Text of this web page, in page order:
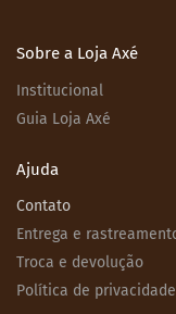
Sobre a Loja Axé
Institucional
Guia Loja Axé
Ajuda
Contato
Entrega e
Troca e devolução
Política de privacidade